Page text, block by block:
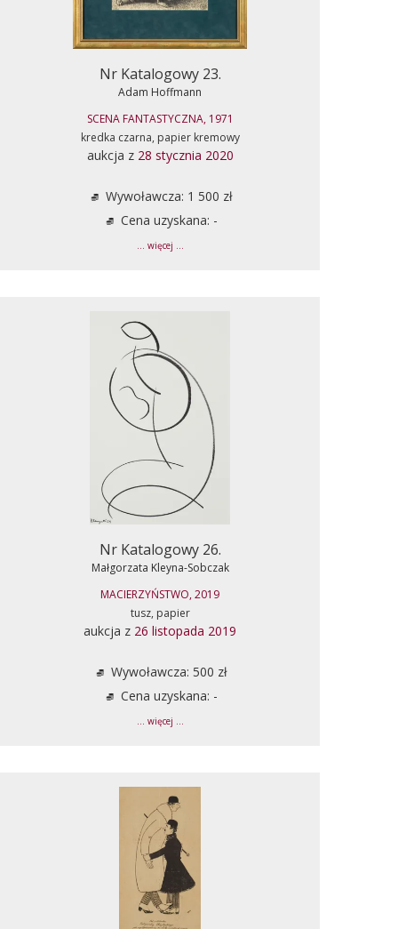
Nr Katalogowy 23.
Adam Hoffmann
SCENA FANTASTYCZNA, 1971
kredka czarna, papier kremowy
aukcja z 28 stycznia 2020
Wywoławcza: 1 500 zł
Cena uzyskana: -
... więcej ...
Nr Katalogowy 26.
Małgorzata Kleyna-Sobczak
MACIERZYŃSTWO, 2019
tusz, papier
aukcja z 26 listopada 2019
Wywoławcza: 500 zł
Cena uzyskana: -
... więcej ...